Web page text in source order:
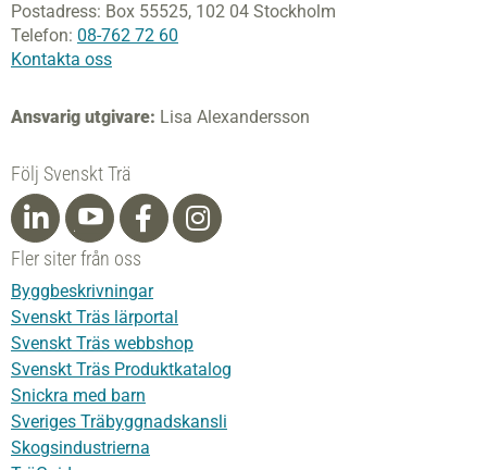
Postadress: Box 55525, 102 04 Stockholm
Telefon: 08-762 72 60
Kontakta oss
Ansvarig utgivare: Lisa Alexandersson
Följ Svenskt Trä
Fler siter från oss
Byggbeskrivningar
Svenskt Träs lärportal
Svenskt Träs webbshop
Svenskt Träs Produktkatalog
Snickra med barn
Sveriges Träbyggnadskansli
Skogsindustrierna